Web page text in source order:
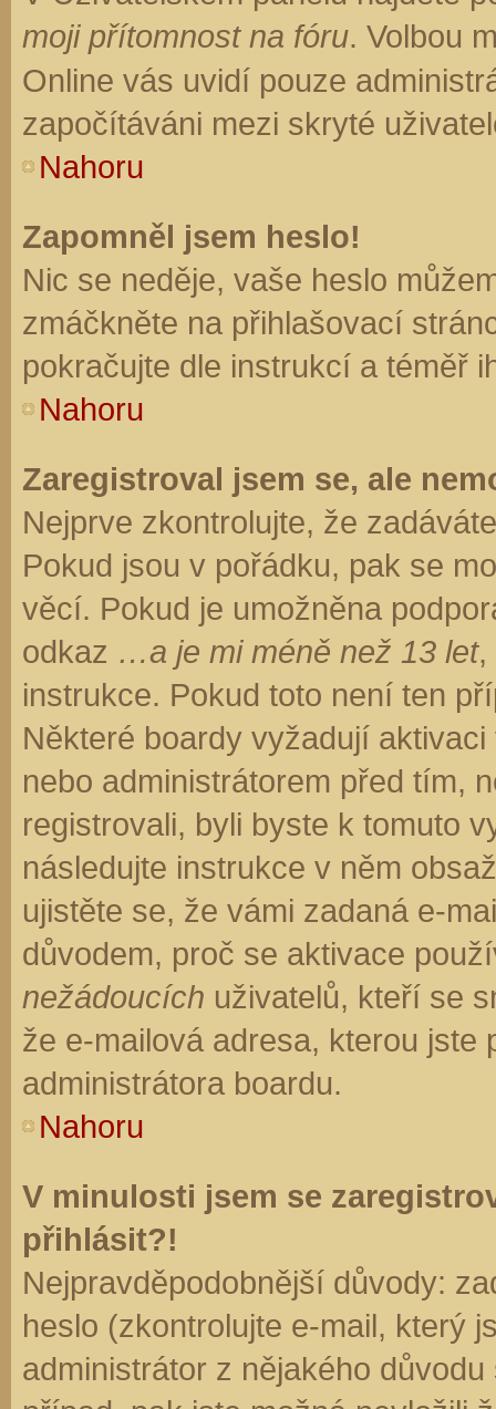
moji přítomnost na fóru. Volbou
Online vás uvidí pouze
započítáváni mezi skryté
Nahoru
Zapomněl jsem heslo!
Nic se neděje, vaše heslo
zmáčkněte na přihlašovací
pokračujte dle instrukcí a téměř
Nahoru
Zaregistroval jsem se, ale
Nejprve zkontrolujte, že
Pokud jsou v pořádku, pak se
věcí. Pokud je umožněna
odkaz …a je mi méně než 13 let,
instrukce. Pokud toto není ten
Některé boardy vyžadují
nebo administrátorem před tím,
registrovali, byli byste k tomuto
následujte instrukce v něm
ujistěte se, že vámi zadaná e-
důvodem, proč se aktivace
nežádoucích uživatelů, kteří se
že e-mailová adresa, kterou jste
administrátora boardu.
Nahoru
V minulosti jsem se
přihlásit?!
Nejpravděpodobnější důvody:
heslo (zkontrolujte e-mail, který
administrátor z nějakého